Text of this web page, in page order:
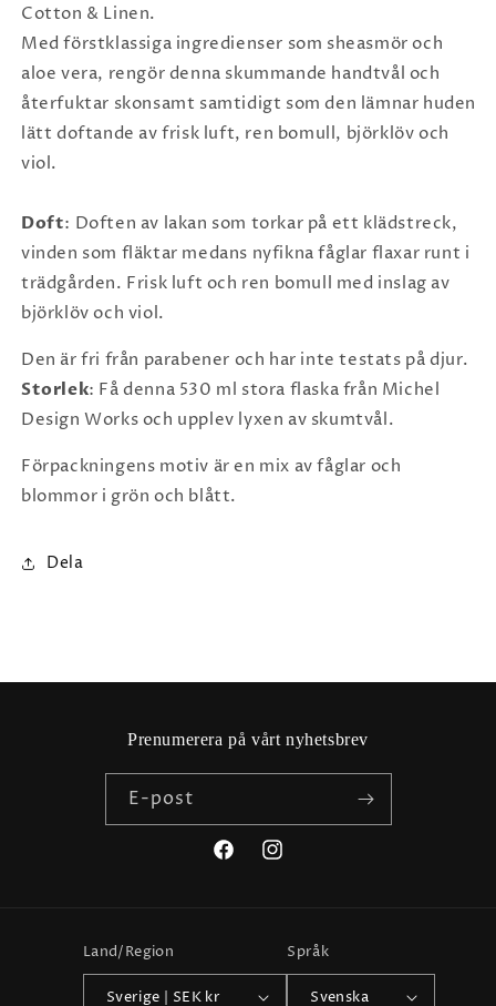
Cotton & Linen.
Med förstklassiga ingredienser som sheasmör och
aloe vera, rengör denna skummande handtvål och
återfuktar skonsamt samtidigt som den lämnar huden
lätt doftande av frisk luft, ren bomull, björklöv och
viol.
Doft: Doften av lakan som torkar på ett klädstreck,
vinden som fläktar medans nyfikna fåglar flaxar runt i
trädgården. Frisk luft och ren bomull med inslag av
björklöv och viol.
Den är fri från parabener och har inte testats på djur.
Storlek: Få denna 530 ml stora flaska från Michel
Design Works och upplev lyxen av skumtvål.
Förpackningens motiv är en mix av fåglar och
blommor i grön och blått.
Dela
Prenumerera på vårt nyhetsbrev
E-post
FacebookInstagram
Land/Region
Sverige | SEK kr
Språk
Svenska